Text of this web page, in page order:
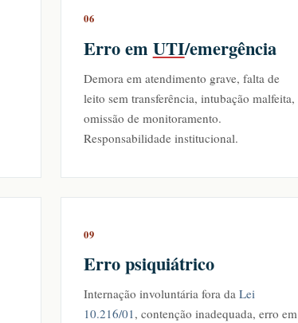
06
Erro emUTI/emergência
Demora em atendimento grave, falta de
leito sem transferência, intubação malfeita,
omissão de monitoramento.
Responsabilidade institucional.
09
Erro psiquiátrico
Internação involuntária fora da Lei
10.216/01, contenção inadequada, erro em